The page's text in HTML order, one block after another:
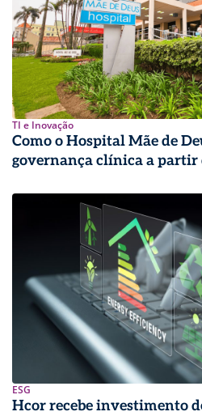
TI e Inovação
Como o Hospital Mãe de
governança clínica a partir
ESG
Hcor recebe investimento